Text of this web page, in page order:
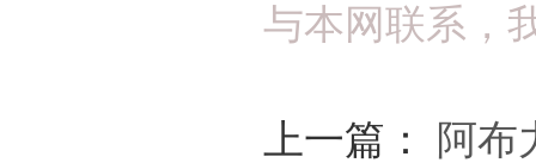
与本网联系，
上一篇：
阿布